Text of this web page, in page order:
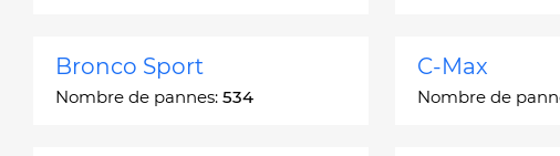
Bronco Sport
Nombre de pannes: 534
C-Max
Nombre de